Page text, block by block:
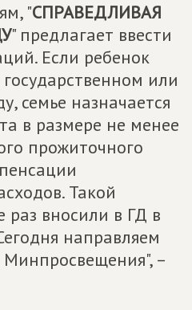
"СПРАВЕДЛИВАЯ
" предлагает ввести
Если ребенок
или
семье назначается
в размере не менее
прожиточного
Такой
раз вносили в ГД в
направляем
–